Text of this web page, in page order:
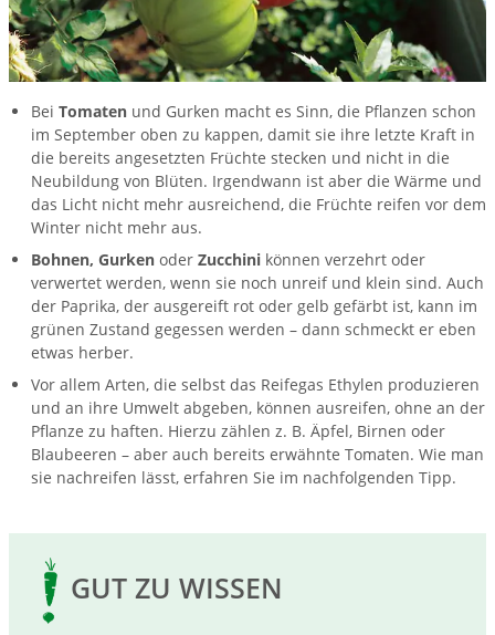
Bei Tomaten und Gurken macht es Sinn, die Pflanzen schon
im September oben zu kappen, damit sie ihre letzte Kraft in
die bereits angesetzten Früchte stecken und nicht in die
Neubildung von Blüten. Irgendwann ist aber die Wärme und
das Licht nicht mehr ausreichend, die Früchte reifen vor dem
Winter nicht mehr aus.
Bohnen, Gurken oder Zucchini können verzehrt oder
verwertet werden, wenn sie noch unreif und klein sind. Auch
der Paprika, der ausgereift rot oder gelb gefärbt ist, kann im
grünen Zustand gegessen werden – dann schmeckt er eben
etwas herber.
Vor allem Arten, die selbst das Reifegas Ethylen produzieren
und an ihre Umwelt abgeben, können ausreifen, ohne an der
Pflanze zu haften. Hierzu zählen z. B. Äpfel, Birnen oder
Blaubeeren – aber auch bereits erwähnte Tomaten. Wie man
sie nachreifen lässt, erfahren Sie im nachfolgenden Tipp.
GUT ZU WISSEN